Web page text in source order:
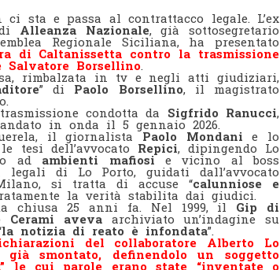
ci sta e passa al contrattacco legale. L’ex
Alleanza Nazionale, già sottosegretario
Regionale Siciliana, ha presentato
di Caltanissetta contro la trasmissione
Salvatore Borsellino
rimbalzata in tv e negli atti giudiziari,
” di Paolo Borsellino, il magistrato
condotta da Sigfrido Ranucci,
in onda il 5 gennaio 2026.
il giornalistaPaolo Mondani e lo
tesi dell’avvocato Repici, dipingendo Lo
ad ambienti mafiosie vicino al boss
di Lo Porto, guidati dall’avvocato
si tratta di accuse “calunniose e
la verità stabilita dai giudici.
chiusa 25 anni fa. Nel 1999, il Gip di
Cerami avevaarchiviato un’indagine su
la notizia di reato è infondata”.
del collaboratore Alberto Lo
smontato, definendolo un soggetto
le cui parole erano state “inventate o